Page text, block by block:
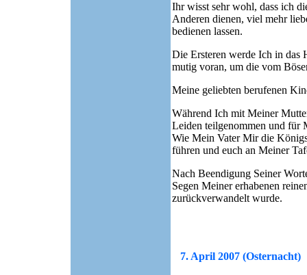
Ihr wisst sehr wohl, dass ich
Anderen dienen, viel mehr
bedienen lassen.
Die Ersteren werde Ich in das
mutig voran, um die vom
Meine geliebten berufenen
Während Ich mit Meiner
Leiden teilgenommen und für
Wie Mein Vater Mir die
führen und euch an Meiner
Nach Beendigung Seiner
Segen Meiner erhabenen
zurückverwandelt wurde.
7. April 2007 (Osternacht)